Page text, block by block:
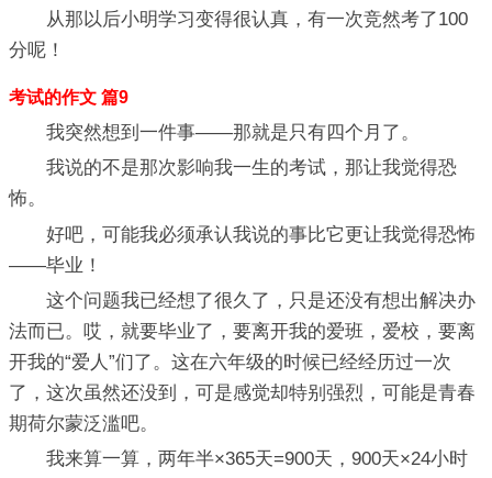
从那以后小明学习变得很认真，有一次竞然考了100
分呢！
考试的作文 篇9
我突然想到一件事——那就是只有四个月了。
我说的不是那次影响我一生的考试，那让我觉得恐
怖。
好吧，可能我必须承认我说的事比它更让我觉得恐怖
——毕业！
这个问题我已经想了很久了，只是还没有想出解决办
法而已。哎，就要毕业了，要离开我的爱班，爱校，要离
开我的“爱人”们了。这在六年级的时候已经经历过一次
了，这次虽然还没到，可是感觉却特别强烈，可能是青春
期荷尔蒙泛滥吧。
我来算一算，两年半×365天=900天，900天×24小时